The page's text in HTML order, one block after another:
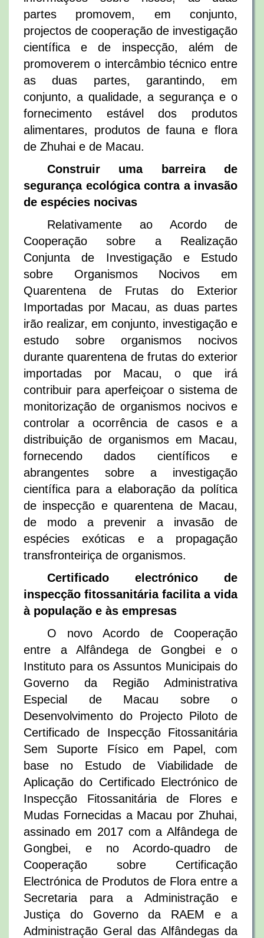
partes promovem, em conjunto,
projectos de cooperação de investigação
científica e de inspecção, além de
promoverem o intercâmbio técnico entre
as duas partes, garantindo, em
conjunto, a qualidade, a segurança e o
fornecimento estável dos produtos
alimentares, produtos de fauna e flora
de Zhuhai e de Macau.
Construir uma barreira de
segurança ecológica contra a invasão
de espécies nocivas
Relativamente ao Acordo de
Cooperação sobre a Realização
Conjunta de Investigação e Estudo
sobre Organismos Nocivos em
Quarentena de Frutas do Exterior
Importadas por Macau, as duas partes
irão realizar, em conjunto, investigação e
estudo sobre organismos nocivos
durante quarentena de frutas do exterior
importadas por Macau, o que irá
contribuir para aperfeiçoar o sistema de
monitorização de organismos nocivos e
controlar a ocorrência de casos e a
distribuição de organismos em Macau,
fornecendo dados científicos e
abrangentes sobre a investigação
científica para a elaboração da política
de inspecção e quarentena de Macau,
de modo a prevenir a invasão de
espécies exóticas e a propagação
transfronteiriça de organismos.
Certificado electrónico de
inspecção fitossanitária facilita a vida
à população e às empresas
O novo Acordo de Cooperação
entre a Alfândega de Gongbei e o
Instituto para os Assuntos Municipais do
Governo da Região Administrativa
Especial de Macau sobre o
Desenvolvimento do Projecto Piloto de
Certificado de Inspecção Fitossanitária
Sem Suporte Físico em Papel, com
base no Estudo de Viabilidade de
Aplicação do Certificado Electrónico de
Inspecção Fitossanitária de Flores e
Mudas Fornecidas a Macau por Zhuhai,
assinado em 2017 com a Alfândega de
Gongbei, e no Acordo-quadro de
Cooperação sobre Certificação
Electrónica de Produtos de Flora entre a
Secretaria para a Administração e
Justiça do Governo da RAEM e a
Administração Geral das Alfândegas da